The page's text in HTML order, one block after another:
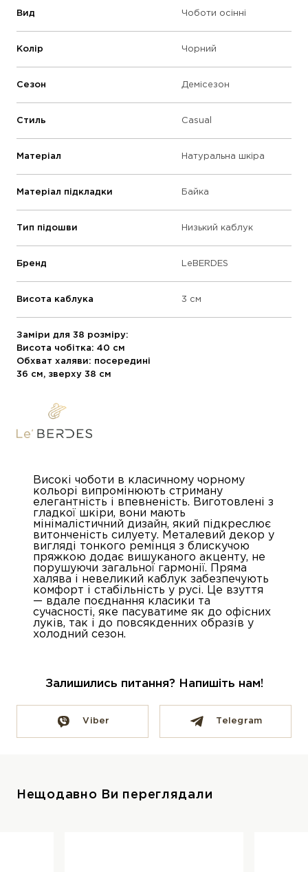
Вид Чоботи осінні
Колір Чорний
Сезон Демісезон
Стиль Casual
Матеріал Натуральна шкіра
Матеріал підкладки Байка
Тип підошви Низький каблук
Бренд LeBERDES
Висота каблука 3 см
Заміри для 38 розміру:
Висота чобітка: 40 см
Обхват халяви: посередині
36 см, зверху 38 см
Високі чоботи в класичному чорному
кольорі випромінюють стриману
елегантність і впевненість. Виготовлені з
гладкої шкіри, вони мають
мінімалістичний дизайн, який підкреслює
витонченість силуету. Металевий декор у
вигляді тонкого ремінця з блискучою
пряжкою додає вишуканого акценту, не
порушуючи загальної гармонії. Пряма
халява і невеликий каблук забезпечують
комфорт і стабільність у русі. Це взуття
— вдале поєднання класики та
сучасності, яке пасуватиме як до офісних
луків, так і до повсякденних образів у
холодний сезон.
Залишились питання? Напишіть нам!
Viber Telegram
Нещодавно Ви переглядали